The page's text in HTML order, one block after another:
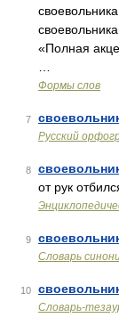
«Полная
Формы слов
7
Русский
8
от рук
9
Словарь
10
Словарь-